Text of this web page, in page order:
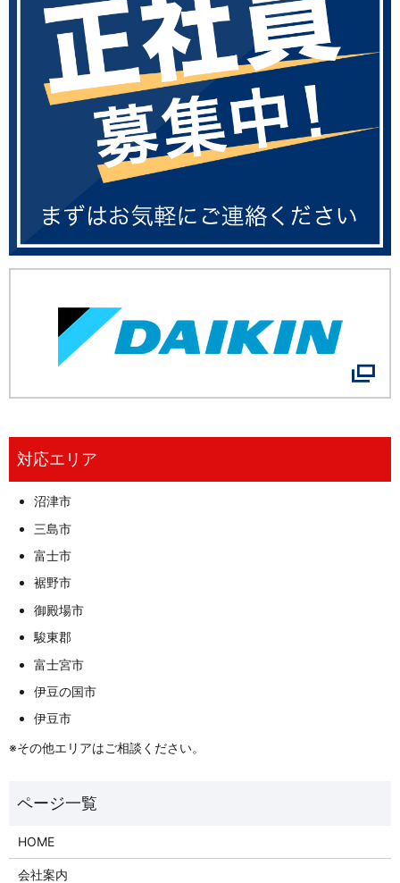
対応エリア
沼津市
三島市
富士市
裾野市
御殿場市
駿東郡
富士宮市
伊豆の国市
伊豆市
※その他エリアはご相談ください。
HOME
会社案内